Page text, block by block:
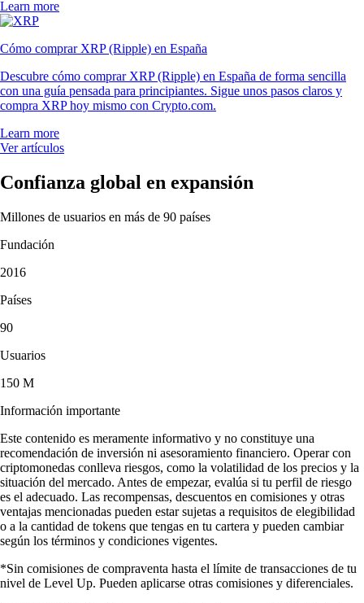
Learn more
Cómo comprar XRP (Ripple) en España
Descubre cómo comprar XRP (Ripple) en España de forma sencilla
con una guía pensada para principiantes. Sigue unos pasos claros y
compra XRP hoy mismo con Crypto.com.
Learn more
Ver artículos
Confianza global en expansión
Millones de usuarios en más de 90 países
Fundación
2016
Países
90
Usuarios
150 M
Información importante
Este contenido es meramente informativo y no constituye una
recomendación de inversión ni asesoramiento financiero. Operar con
criptomonedas conlleva riesgos, como la volatilidad de los precios y la
situación del mercado. Antes de empezar, evalúa si tu perfil de riesgo
es el adecuado. Las recompensas, descuentos en comisiones y otras
ventajas mencionadas pueden estar sujetas a requisitos de elegibilidad
o a la cantidad de tokens que tengas en tu cartera y pueden cambiar
según los términos y condiciones vigentes.
*Sin comisiones de compraventa hasta el límite de transacciones de tu
nivel de Level Up. Pueden aplicarse otras comisiones y diferenciales.